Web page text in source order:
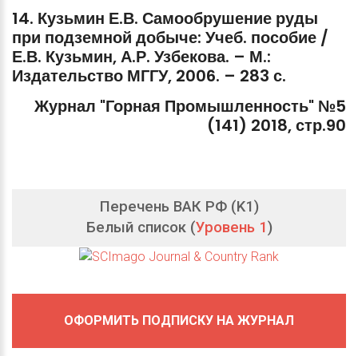
14. Кузьмин Е.В. Самообрушение руды
при подземной добыче: Учеб. пособие /
Е.В. Кузьмин,А.Р. Узбекова. – М.:
Издательство МГГУ, 2006. – 283 с.
Журнал "Горная Промышленность" №5
(141) 2018,стр.90
Перечень ВАК РФ (K1)
Белый список (Уровень 1)
ОФОРМИТЬ ПОДПИСКУ НА ЖУРНАЛ